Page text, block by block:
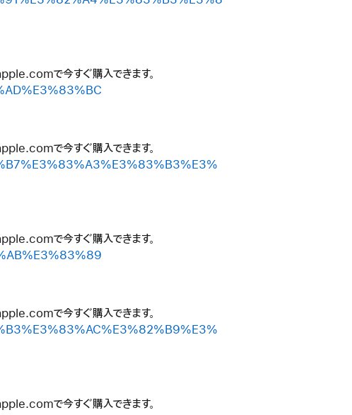
で今すぐ購入できます。
で今すぐ購入できます。
で今すぐ購入できます。
で今すぐ購入できます。
で今すぐ購入できます。